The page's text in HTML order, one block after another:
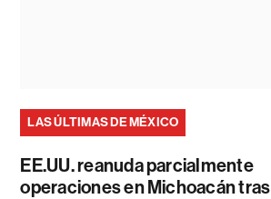
LAS ÚLTIMAS DE MÉXICO
EE.UU. reanuda parcialmente
operaciones en Michoacán tras